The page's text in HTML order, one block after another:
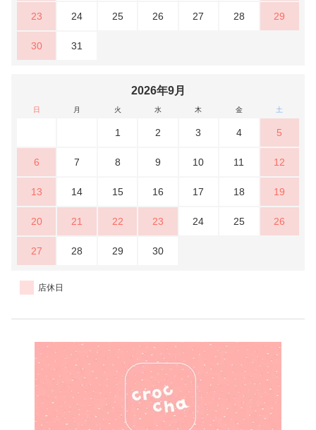
23 24 25 26 27 28 29
30 31
2026年9月
日 月 火 水 木 金 土
1 2 3 4 5
6 7 8 9 10 11 12
13 14 15 16 17 18 19
20 21 22 23 24 25 26
27 28 29 30
店休日